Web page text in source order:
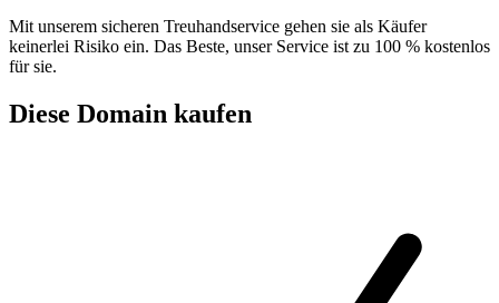
Mit unserem sicheren Treuhandservice gehen sie als Käufer
keinerlei Risiko ein. Das Beste, unser Service ist zu 100 % kostenlos
für sie.
Diese Domain kaufen